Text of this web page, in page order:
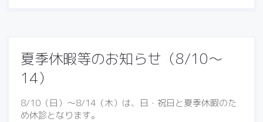
夏季休暇等のお知らせ（8/10〜
14）
8/10（日）〜8/14（木）は、日・祝日と夏季休暇のた
め休診となります。